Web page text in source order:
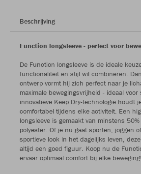
Beschrijving
Function longsleeve - perfect voor
De Function longsleeve is de ideale
functionaliteit en stijl wil combineren.
ontwerp vormt hij zich perfect naar je
maximale bewegingsvrijheid - ideaal
innovatieve Keep Dry-technologie houdt
comfortabel tijdens elke activiteit. Een
longsleeve is gemaakt van minstens
polyester. Of je nu gaat sporten, joggen
sportieve look in het dagelijks leven,
altijd een goed figuur. Koop nu de
ervaar optimaal comfort bij elke beweging!